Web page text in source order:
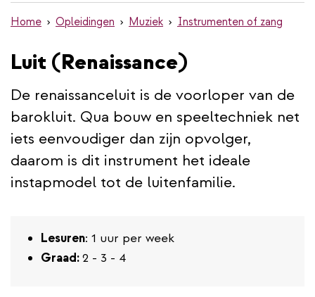
inhoud
Home Opleidingen Muziek Instrumenten of zang
Luit (Renaissance)
De renaissanceluit is de voorloper van de
barokluit. Qua bouw en speeltechniek net
iets eenvoudiger dan zijn opvolger,
daarom is dit instrument het ideale
instapmodel tot de luitenfamilie.
Lesuren: 1 uur per week
Graad:2 - 3 - 4